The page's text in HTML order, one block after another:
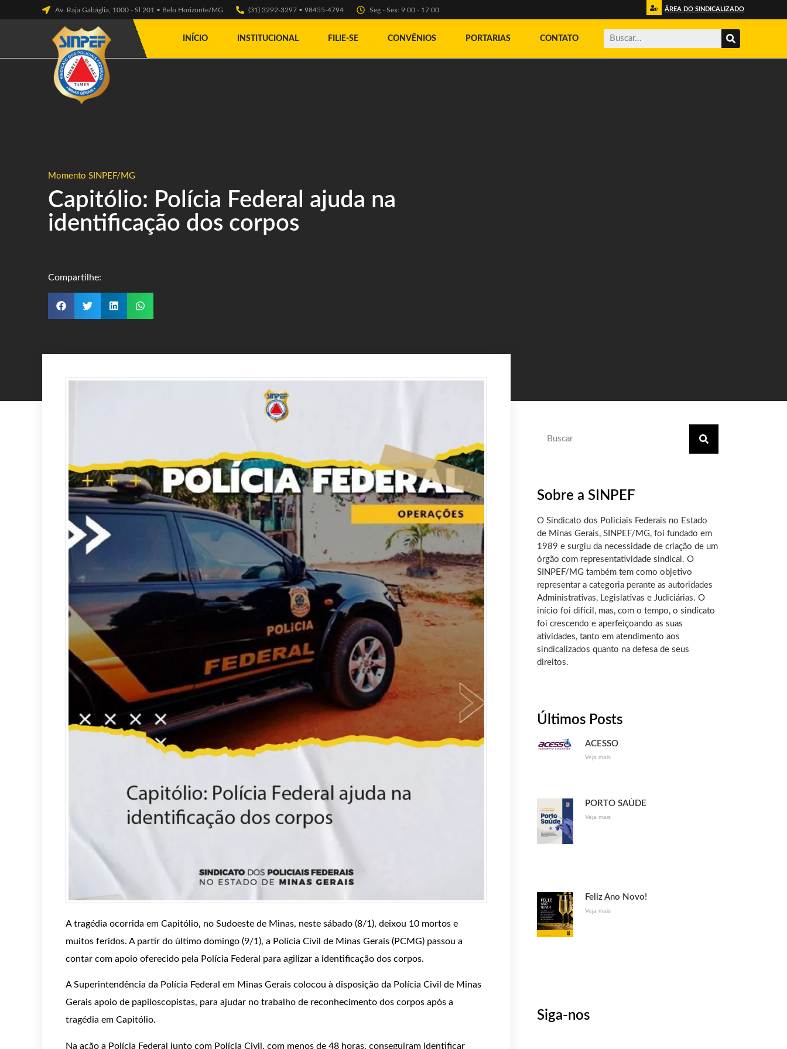
Av. Raja Gabáglia, 1000 - Sl 201 • Belo Horizonte/MG (31) 3292-3297 • 98455-4794 Seg - Sex: 9:00 - 17:00 ÁREA DO SINDICALIZADO
INÍCIO INSTITUCIONAL FILIE-SE CONVÊNIOS PORTARIAS CONTATO
Momento SINPEF/MG
Capitólio: Polícia Federal ajuda na
identificação dos corpos
Compartilhe:
A tragédia ocorrida em Capitólio, no Sudoeste de Minas, neste sábado (8/1), deixou 10 mortos e
muitos feridos. A partir do último domingo (9/1), a Polícia Civil de Minas Gerais (PCMG) passou a
contar com apoio oferecido pela Polícia Federal para agilizar a identificação dos corpos.
A Superintendência da Polícia Federal em Minas Gerais colocou à disposição da Polícia Civil de Minas
Gerais apoio de papiloscopistas, para ajudar no trabalho de reconhecimento dos corpos após a
tragédia em Capitólio.
Na ação a Polícia Federal junto com Polícia Civil, com menos de 48 horas, conseguiram identificar
Sobre a SINPEF
O Sindicato dos Policiais Federais no Estado
de Minas Gerais, SINPEF/MG, foi fundado em
1989 e surgiu da necessidade de criação de um
órgão com representatividade sindical. O
SINPEF/MG também tem como objetivo
representar a categoria perante as autoridades
Administrativas, Legislativas e Judiciárias. O
início foi difícil, mas, com o tempo, o sindicato
foi crescendo e aperfeiçoando as suas
atividades, tanto em atendimento aos
sindicalizados quanto na defesa de seus
direitos.
Últimos Posts
ACESSO
Veja mais
PORTO SAÚDE
Veja mais
Feliz Ano Novo!
Veja mais
Siga-nos